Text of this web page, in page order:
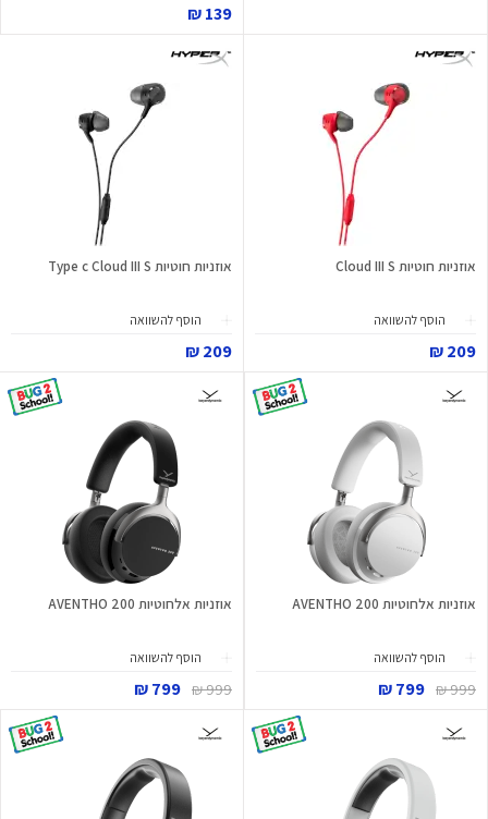
139 ₪
אוזניות חוטיות Cloud III S
הוסף להשוואה
209 ₪
אוזניות חוטיות Type c Cloud III S
הוסף להשוואה
209 ₪
אוזניות אלחוטיות AVENTHO 200
הוסף להשוואה
999 ₪
799 ₪
אוזניות אלחוטיות AVENTHO 200
הוסף להשוואה
999 ₪
799 ₪